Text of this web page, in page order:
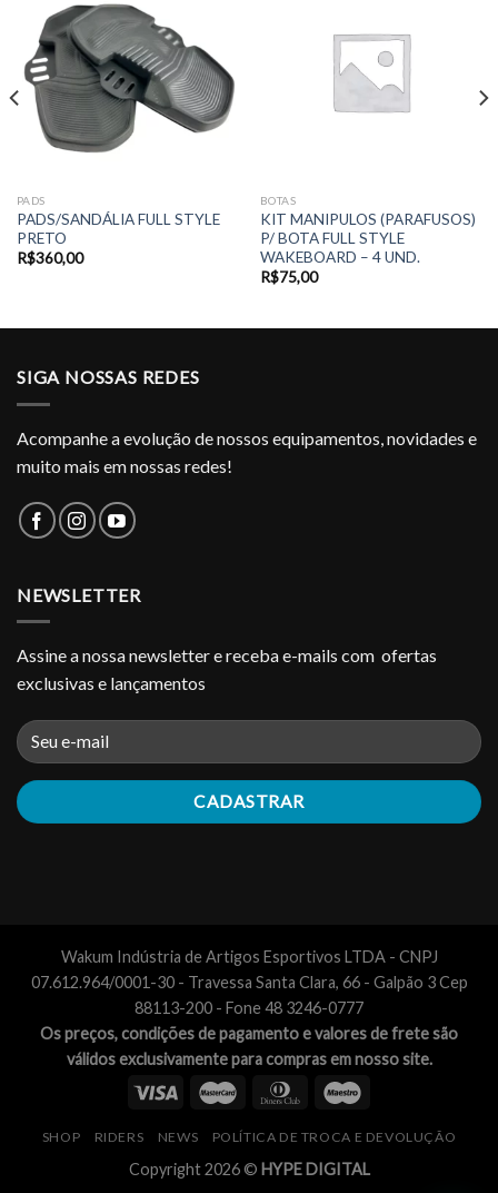
PADS
PADS/SANDÁLIA FULL STYLE
PRETO
R$360,00
BOTAS
KIT MANIPULOS (PARAFUSOS)
P/ BOTA FULL STYLE
WAKEBOARD – 4 UND.
R$75,00
SIGA NOSSAS REDES
Acompanhe a evolução de nossos equipamentos, novidades e
muito mais em nossas redes!
NEWSLETTER
Assine a nossa newsletter e receba e-mails com ofertas
exclusivas e lançamentos
Wakum Indústria de Artigos Esportivos LTDA - CNPJ
07.612.964/0001-30 - Travessa Santa Clara, 66 - Galpão 3 Cep
88113-200 - Fone 48 3246-0777
Os preços, condições de pagamento e valores de frete são
válidos exclusivamente para compras em nosso site.
SHOP RIDERS NEWS POLÍTICA DE TROCA E DEVOLUÇÃO
Copyright 2026 © HYPE DIGITAL